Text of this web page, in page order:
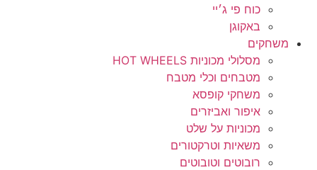
כוח פי ג׳יי
באקוגן
משחקים
מסלולי מכוניות HOT WHEELS
מטבחים וכלי מטבח
משחקי קופסא
איפור ואביזרים
מכוניות על שלט
משאיות וטרקטורים
רובוטים וטובוטים